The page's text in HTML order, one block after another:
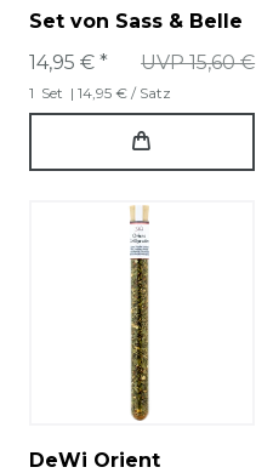
Set von Sass & Belle
UVP 15,60 €
14,95 € *
1 Set | 14,95 € / Satz
DeWi Orient